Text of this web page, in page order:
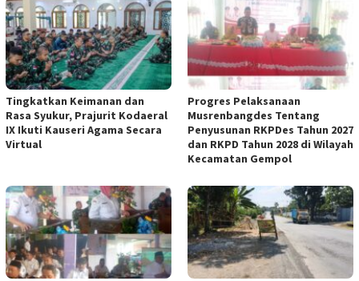
Tingkatkan Keimanan dan
Rasa Syukur, Prajurit Kodaeral
IX Ikuti Kauseri Agama Secara
Virtual
Progres Pelaksanaan
Musrenbangdes Tentang
Penyusunan RKPDes Tahun 2027
dan RKPD Tahun 2028 di Wilayah
Kecamatan Gempol